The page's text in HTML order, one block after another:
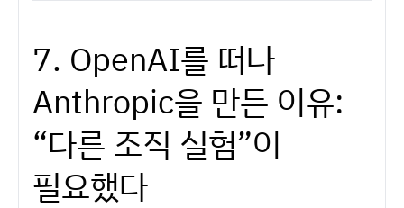
7. OpenAI를 떠나
Anthropic을 만든 이유:
“다른 조직 실험”이
필요했다